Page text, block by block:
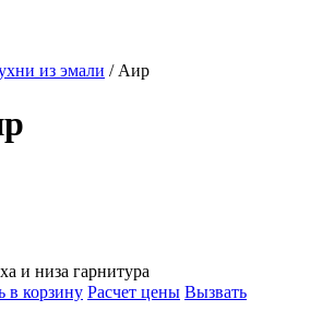
из эмали / Аир
и низа гарнитура
в корзину Расчет цены Вызвать